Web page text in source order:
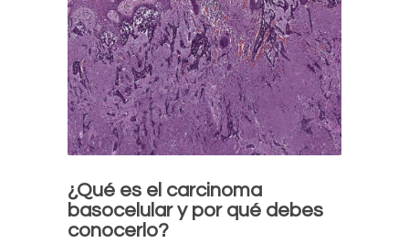
¿Qué es el carcinoma
basocelular y por qué debes
conocerlo?